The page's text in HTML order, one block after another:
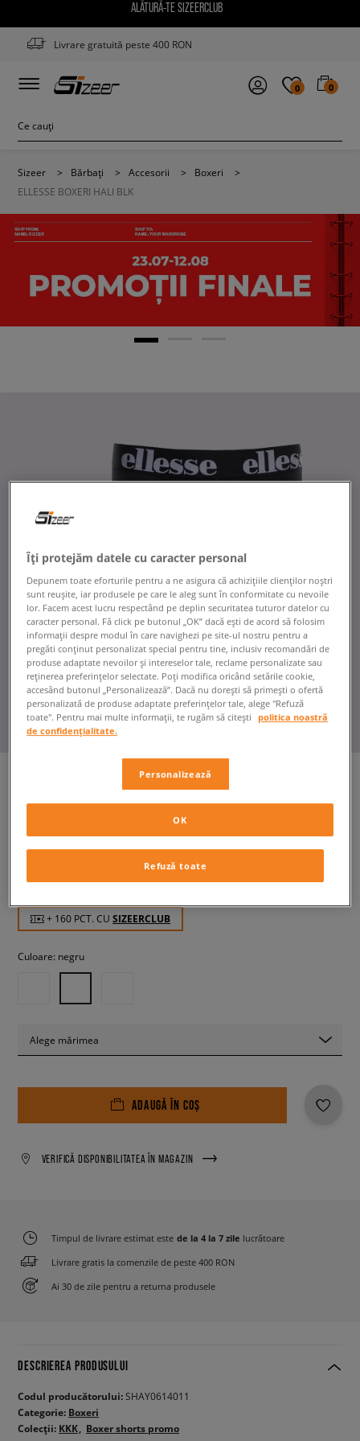
ALĂTURĂ-TE SIZEERCLUB
Livrare gratuită peste 400 RON
0 0
Sizeer > Bărbați > Accesorii > Boxeri
>
ELLESSE BOXERI HALI BLK
159,99 RON cu TVA
+ 160 PCT. CU SIZEERCLUB
Culoare: negru
Alege mărimea
ADAUGĂ ÎN COȘ
VERIFICĂ DISPONIBILITATEA ÎN MAGAZIN
Timpul de livrare estimat este de la 4 la 7 zile lucrătoare
Livrare gratis la comenzile de peste 400 RON
Ai 30 de zile pentru a returna produsele
DESCRIEREA PRODUSULUI
Codul producătorului:SHAY0614011
Categorie: Boxeri
Colecții: KKK
Boxer shorts promo
Îți protejăm datele cu caracter personal
Depunem toate eforturile pentru a ne asigura că achizițiile clienților noștri
sunt reușite, iar produsele pe care le aleg sunt în conformitate cu nevoile
lor. Facem acest lucru respectând pe deplin securitatea tuturor datelor cu
caracter personal. Fă click pe butonul „OK” dacă ești de acord să folosim
informații despre modul în care navighezi pe site-ul nostru pentru a
pregăti conținut personalizat special pentru tine, inclusiv recomandări de
produse adaptate nevoilor și intereselor tale, reclame personalizate sau
reținerea preferințelor selectate. Poți modifica oricând setările cookie,
accesând butonul „Personalizează”. Dacă nu dorești să primești o ofertă
personalizată de produse adaptate preferințelor tale, alege "Refuză
toate". Pentru mai multe informații, te rugăm să citești
politica noastră
de confidențialitate.
Personalizează
Refuză toate
OK